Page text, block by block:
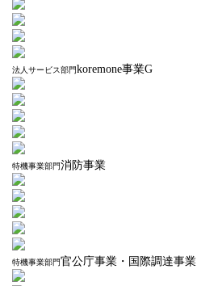
法人サービス部門koremone事業G
特機事業部門消防事業
特機事業部門官公庁事業・国際調達事業